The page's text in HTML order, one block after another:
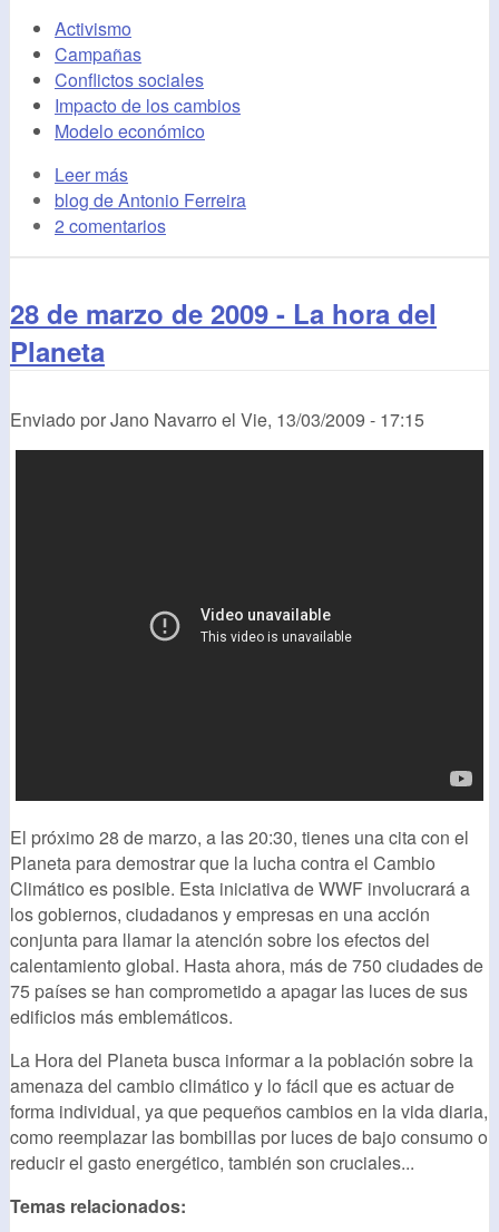
Activismo
Campañas
Conflictos sociales
Impacto de los cambios
Modelo económico
Leer más
blog de Antonio Ferreira
2 comentarios
28 de marzo de 2009 - La hora del
Planeta
Enviado porJano Navarro el Vie, 13/03/2009 - 17:15
El próximo 28 de marzo, a las 20:30, tienes una cita con el
Planeta para demostrar que la lucha contra el Cambio
Climático es posible. Esta iniciativa de WWF involucrará a
los gobiernos, ciudadanos y empresas en una acción
conjunta para llamar la atención sobre los efectos del
calentamiento global. Hasta ahora, más de 750 ciudades de
75 países se han comprometido a apagar las luces de sus
edificios más emblemáticos.
La Hora del Planeta busca informar a la población sobre la
amenaza del cambio climático y lo fácil que es actuar de
forma individual, ya que pequeños cambios en la vida diaria,
como reemplazar las bombillas por luces de bajo consumo o
reducir el gasto energético, también son cruciales...
Temas relacionados: